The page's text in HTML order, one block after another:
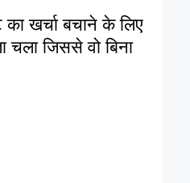
खर्चा बचाने के लिए
जिससे वो बिना